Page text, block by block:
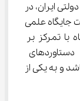
یکی از دانشگاه‌های دولتی ایران، در
جایگاه علمی
تمرکز بر
است دستاوردهای
و به یکی از